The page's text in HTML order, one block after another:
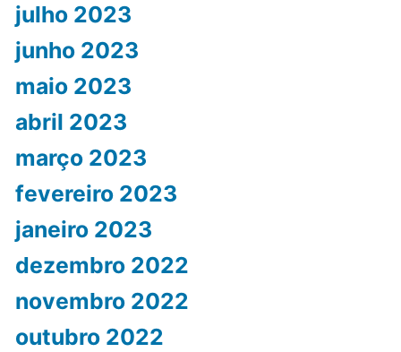
julho 2023
junho 2023
maio 2023
abril 2023
março 2023
fevereiro 2023
janeiro 2023
dezembro 2022
novembro 2022
outubro 2022